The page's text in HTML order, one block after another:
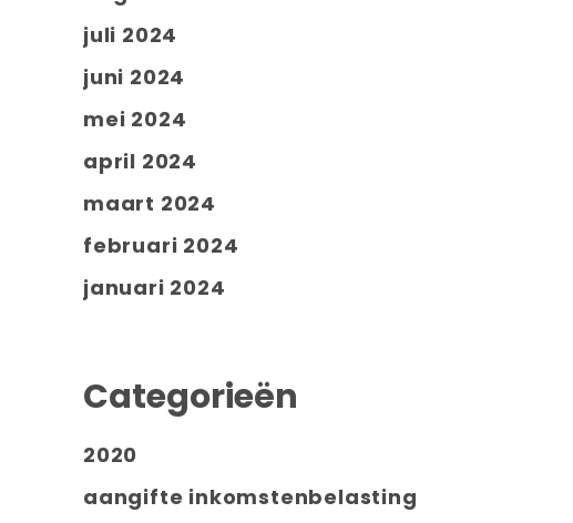
juli 2024
juni 2024
mei 2024
april 2024
maart 2024
februari 2024
januari 2024
Categorieën
2020
aangifte inkomstenbelasting